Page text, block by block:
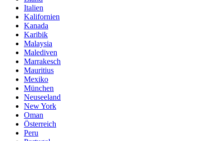
Italien
Kalifornien
Kanada
Karibik
Malaysia
Malediven
Marrakesch
Mauritius
Mexiko
München
Neuseeland
New York
Oman
Österreich
Peru